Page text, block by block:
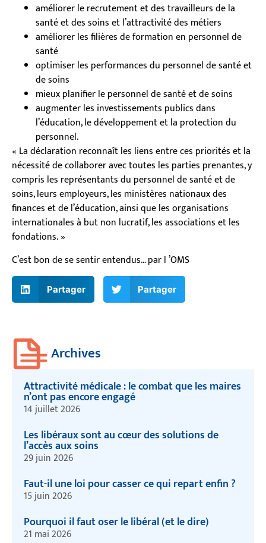
améliorer le recrutement et des travailleurs de la
santé et des soins et l’attractivité des métiers
améliorer les filières de formation en personnel de
santé
optimiser les performances du personnel de santé et
de soins
mieux planifier le personnel de santé et de soins
augmenter les investissements publics dans
l’éducation, le développement et la protection du
personnel.
« La déclaration reconnaît les liens entre ces priorités et la
nécessité de collaborer avec toutes les parties prenantes, y
compris les représentants du personnel de santé et de
soins, leurs employeurs, les ministères nationaux des
finances et de l’éducation, ainsi que les organisations
internationales à but non lucratif, les associations et les
fondations. »
C’est bon de se sentir entendus… par l ’OMS
Partager Partager
Archives
Attractivité médicale : le combat que les maires
n’ont pas encore engagé
14 juillet 2026
Les libéraux sont au cœur des solutions de
l’accès aux soins
29 juin 2026
Faut-il une loi pour casser ce qui repart enfin ?
15 juin 2026
Pourquoi il faut oser le libéral (et le dire)
21 mai 2026